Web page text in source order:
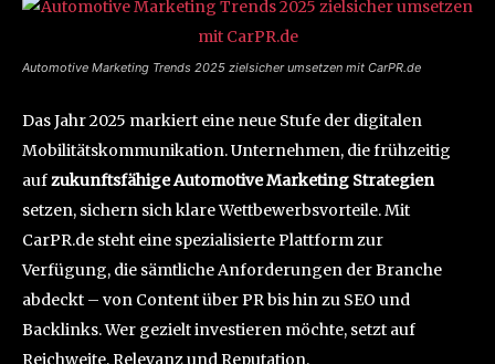
Automotive Marketing Trends 2025 zielsicher umsetzen mit CarPR.de
Das Jahr 2025 markiert eine neue Stufe der digitalen
Mobilitätskommunikation. Unternehmen, die frühzeitig
aufzukunftsfähige Automotive Marketing Strategien
setzen, sichern sich klare Wettbewerbsvorteile. Mit
CarPR.de steht eine spezialisierte Plattform zur
Verfügung, die sämtliche Anforderungen der Branche
abdeckt – von Content über PR bis hin zu SEO und
Backlinks. Wer gezielt investieren möchte, setzt auf
Reichweite, Relevanz und Reputation.